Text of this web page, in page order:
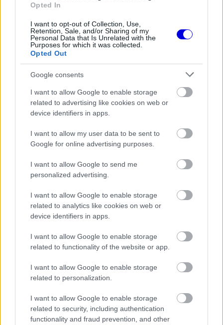
Opted In
I want to opt-out of Collection, Use,
Retention, Sale, and/or Sharing of my
Personal Data that Is Unrelated with the
Purposes for which it was collected.
Opted Out
Google consents
I want to allow Google to enable storage
related to advertising like cookies on web or
device identifiers in apps.
I want to allow my user data to be sent to
Google for online advertising purposes.
I want to allow Google to send me
personalized advertising.
I want to allow Google to enable storage
related to analytics like cookies on web or
device identifiers in apps.
I want to allow Google to enable storage
related to functionality of the website or app.
I want to allow Google to enable storage
related to personalization.
I want to allow Google to enable storage
related to security, including authentication
functionality and fraud prevention, and other
FORMA-1
Lando Norris meglepő vallomást
FORMA-1
A Hondánál hisznek az áttörésben,
teljesen új motorral érkeznek a
Holland Nagydíjra az Aston
Martinnal
A csapatfőnök, Ajao Komatsu örömmel beszélt a
„Megtiszteltetés számunkra, hogy a TGR-rel való
kapcsolatunk mostantól névadó együttműködés
formájában is megvalósul. Az eddigi közös munka
minden várakozásunkat felülmúlta” – mondta,
majd kitért a közös tesztprogramra is, amelyet a
2025-ös év során sikeresen lebonyolítottak.
„De a háttérben ennél sokkal több is történt: a
2026-os szezonra már zajlik a szimulátorunk